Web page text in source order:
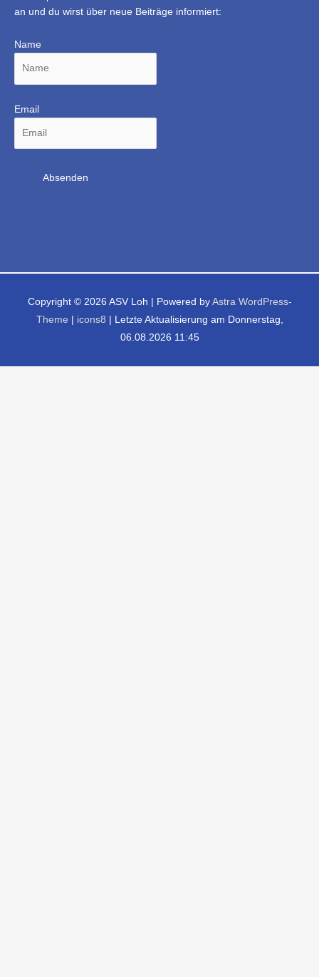
an und du wirst über neue Beiträge informiert:
Name
Email
Copyright © 2026 ASV Loh | Powered by Astra WordPress-
Theme
icons8 | Letzte Aktualisierung am Donnerstag,
06.08.2026 11:45